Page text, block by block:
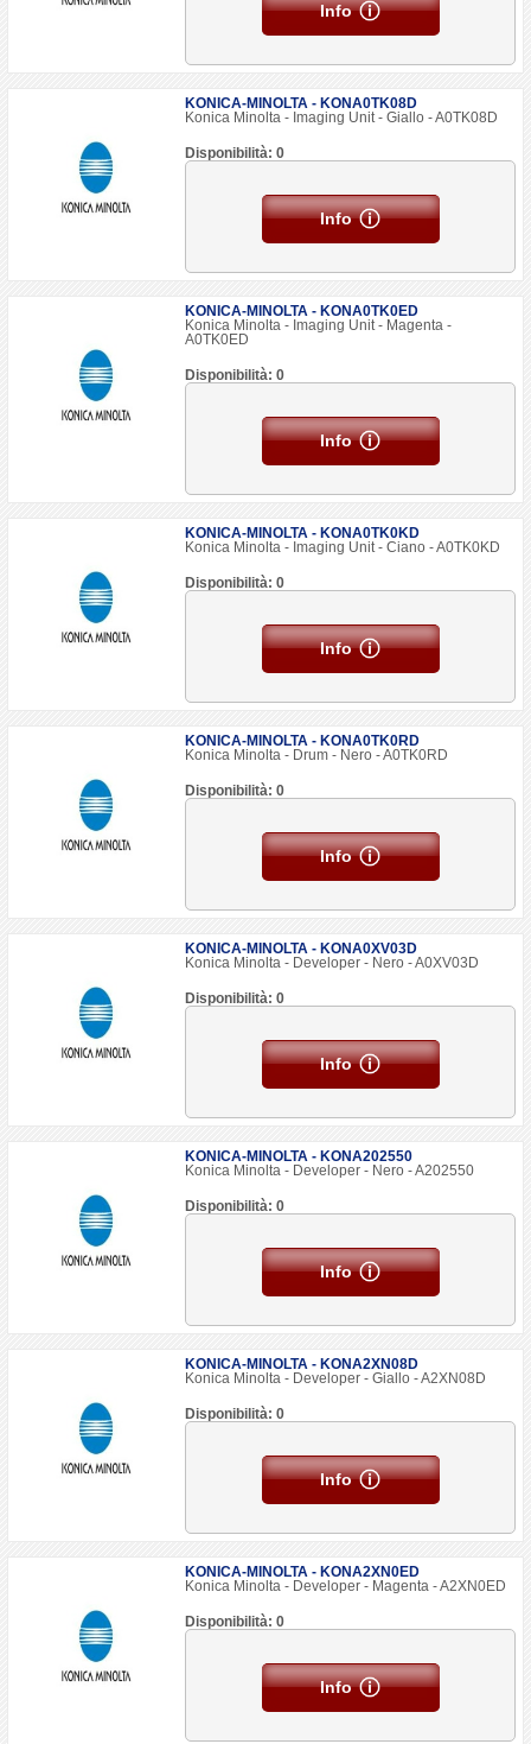
Info
KONICA-MINOLTA - KONA0TK08D
Konica Minolta - Imaging Unit - Giallo - A0TK08D
Disponibilità: 0
Info
KONICA-MINOLTA - KONA0TK0ED
Konica Minolta - Imaging Unit - Magenta -
A0TK0ED
Disponibilità: 0
Info
KONICA-MINOLTA - KONA0TK0KD
Konica Minolta - Imaging Unit - Ciano - A0TK0KD
Disponibilità: 0
Info
KONICA-MINOLTA - KONA0TK0RD
Konica Minolta - Drum - Nero - A0TK0RD
Disponibilità: 0
Info
KONICA-MINOLTA - KONA0XV03D
Konica Minolta - Developer - Nero - A0XV03D
Disponibilità: 0
Info
KONICA-MINOLTA - KONA202550
Konica Minolta - Developer - Nero - A202550
Disponibilità: 0
Info
KONICA-MINOLTA - KONA2XN08D
Konica Minolta - Developer - Giallo - A2XN08D
Disponibilità: 0
Info
KONICA-MINOLTA - KONA2XN0ED
Konica Minolta - Developer - Magenta - A2XN0ED
Disponibilità: 0
Info